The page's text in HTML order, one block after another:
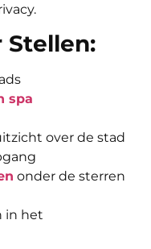
spa
over de stad
onder de sterren
in het